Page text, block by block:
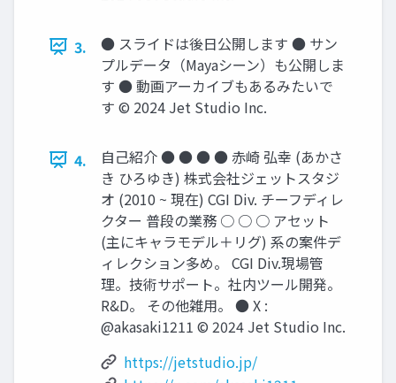
3.
● スライドは後日公開します ● サン
プルデータ（Mayaシーン）も公開しま
す ● 動画アーカイブもあるみたいで
す © 2024 Jet Studio Inc.
4.
自己紹介 ● ● ● ● 赤崎 弘幸 (あかさ
き ひろゆき) 株式会社ジェットスタジ
オ (2010 ~ 現在) CGI Div. チーフディレ
クター 普段の業務 ○ ○ ○ アセット
(主にキャラモデル＋リグ) 系の案件デ
ィレクション多め。 CGI Div.現場管
理。技術サポート。社内ツール開発。
R&D。 その他雑用。 ● X :
@akasaki1211 © 2024 Jet Studio Inc.
https://jetstudio.jp/